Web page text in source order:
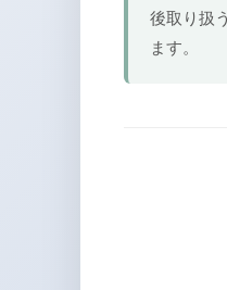
後取り扱
ます。